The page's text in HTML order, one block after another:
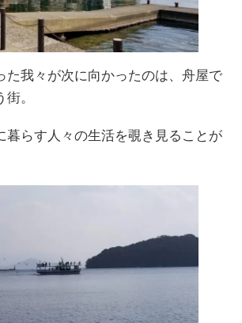
た我々が次に向かったのは、舟屋で
街。
暮らす人々の生活を覗き見ることが